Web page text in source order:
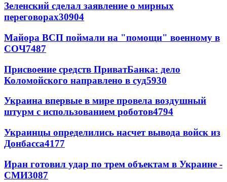
Зеленский сделал заявление о мирных
переговорах30904
Майора ВСП поймали на "помощи" военному в
СОЧ7487
Присвоение средств ПриватБанка: дело
Коломойского направлено в суд5930
Украина впервые в мире провела воздушный
штурм с использованием роботов4794
Украинцы определились насчет вывода войск из
Донбасса4177
Иран готовил удар по трем объектам в Украине -
СМИ3087